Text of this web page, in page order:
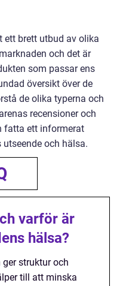
brett utbud av olika
och det är
som passar ens
översikt över de
de olika typerna och
recensioner och
fatta ett informerat
och hälsa.
varför är
hälsa?
struktur och
till att minska